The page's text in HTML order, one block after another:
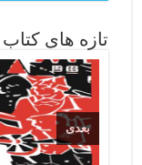
تازه های کتاب
بعدی